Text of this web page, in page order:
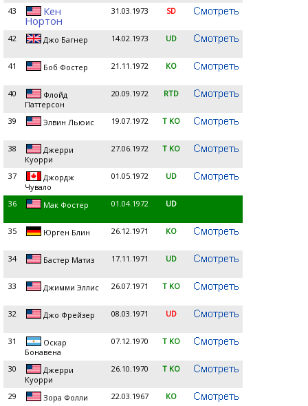
43 Кен
Нортон
31.03.1973 SD
42 Джо Багнер 14.02.1973 UD
41 Боб Фостер 21.11.1972 KO
40
Флойд
Паттерсон
20.09.1972 RTD
39 Элвин Льюис 19.07.1972 T KO
38
Джерри
Куорри
27.06.1972 T KO
37
Джордж
Чувало
01.05.1972 UD
36 Мак Фостер 01.04.1972 UD
35 Юрген Блин 26.12.1971 KO
34 Бастер Матиз 17.11.1971 UD
33 Джимми Эллис 26.07.1971 T KO
32 Джо Фрейзер 08.03.1971 UD
31
Оскар
Бонавена
07.12.1970 T KO
30
Джерри
Куорри
26.10.1970 T KO
29 Зора Фолли 22.03.1967 KO